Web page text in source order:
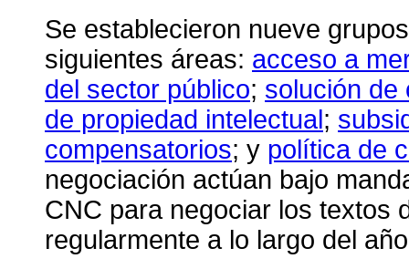
Se establecieron nueve
siguientes áreas: acceso a
del sector público; solución de
de propiedad intelectual;
compensatorios; y política de
negociación actúan bajo
CNC para negociar los textos
regularmente a lo largo del